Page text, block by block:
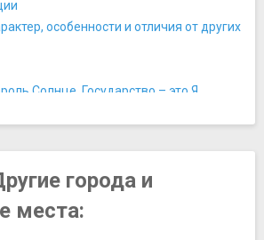
канализации
кролик»
особенности и отличия от других
Солнце. Государство – это Я
Диснейленда
города и
места: